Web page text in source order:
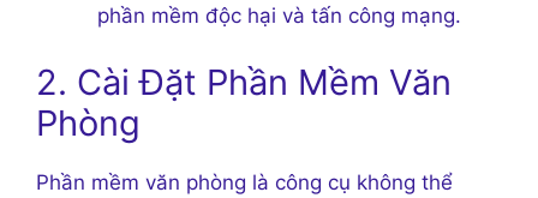
phần mềm độc hại và tấn công mạng.
2. Cài Đặt Phần Mềm Văn
Phòng
Phần mềm văn phòng là công cụ không thể